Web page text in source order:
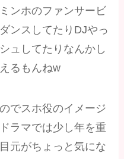
ンホのファンサービ
ンスしてたりDJやっ
ュしてたりなんかし
るもんねw
でスホ役のイメージ
ラマでは少し年を重
元がちょっと気にな